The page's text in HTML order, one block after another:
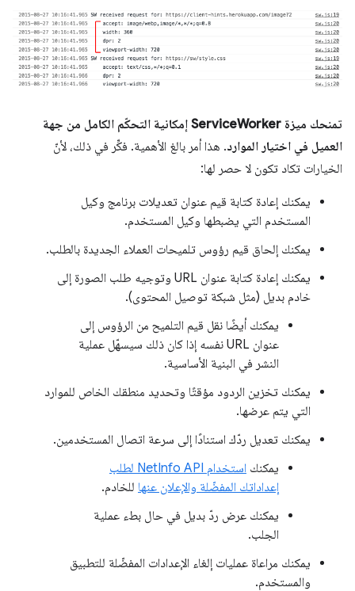
تمنحك ميزة ServiceWorker إمكانية التحكّم الكامل من جهة
العميل في اختيار الموارد. هذا أمر بالغ الأهمية. فكِّر في ذلك، لأنّ
الخيارات تكاد تكون لا حصر لها:
يمكنك إعادة كتابة قيم عنوان تعديلات برنامج وكيل
المستخدم التي يضبطها وكيل المستخدم.
يمكنك إلحاق قيم رؤوس تلميحات العملاء الجديدة بالطلب.
يمكنك إعادة كتابة عنوان URL وتوجيه طلب الصورة إلى
خادم بديل (مثل شبكة توصيل المحتوى).
يمكنك أيضًا نقل قيم التلميح من الرؤوس إلى
عنوان URL نفسه إذا كان ذلك سيسهّل عملية
النشر في البنية الأساسية.
يمكنك تخزين الردود مؤقتًا وتحديد منطقك الخاص للموارد
التي يتم عرضها.
يمكنك تعديل ردّك استنادًا إلى سرعة اتصال المستخدمين.
يمكنك
استخدام NetInfo API لطلب
إعداداتك المفضّلة والإعلان عنها للخادم.
يمكنك عرض ردّ بديل في حال بطء عملية
الجلب.
يمكنك مراعاة عمليات إلغاء الإعدادات المفضّلة للتطبيق
والمستخدم.